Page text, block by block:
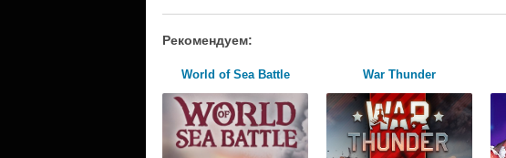
Рекомендуем:
World of Sea Battle War Thunder